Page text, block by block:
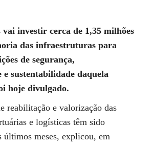
vai investir cerca de 1,35 milhões
das infraestruturas para
de segurança,
e sustentabilidade daquela
hoje divulgado.
reabilitação e valorização das
e logísticas têm sido
últimos meses, explicou, em